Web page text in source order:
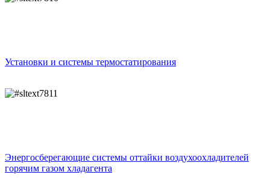
Установки и системы термостатирования
Энергосберегающие системы оттайки воздухоохладителей
горячим газом хладагента